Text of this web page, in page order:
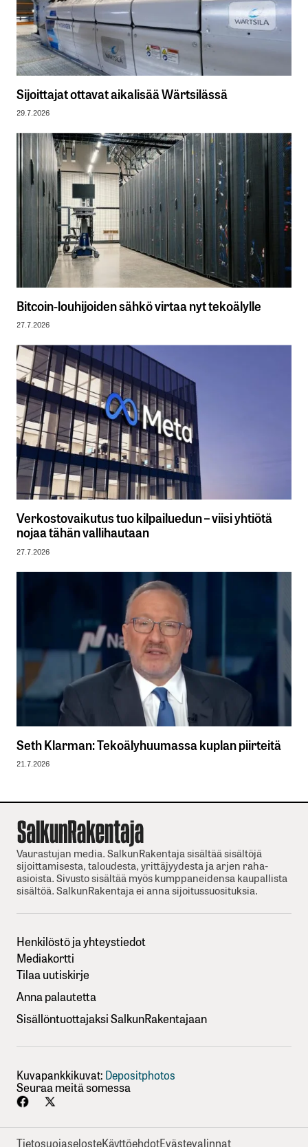
Sijoittajat ottavat aikalisää Wärtsilässä
29.7.2026
Bitcoin-louhijoiden sähkö virtaa nyt tekoälylle
27.7.2026
Verkostovaikutus tuo kilpailuedun – viisi yhtiötä
nojaa tähän vallihautaan
27.7.2026
Seth Klarman: Tekoälyhuumassa kuplan piirteitä
21.7.2026
Vaurastujan media. SalkunRakentaja sisältää sisältöjä
sijoittamisesta, taloudesta, yrittäjyydesta ja arjen raha-
asioista. Sivusto sisältää myös kumppaneidensa kaupallista
sisältöä. SalkunRakentaja ei anna sijoitussuosituksia.
Henkilöstö ja yhteystiedot
Mediakortti
Tilaa uutiskirje
Anna palautetta
Sisällöntuottajaksi SalkunRakentajaan
Kuvapankkikuvat: Depositphotos
Seuraa meitä somessa
TietosuojaselosteKäyttöehdotEvästevalinnat